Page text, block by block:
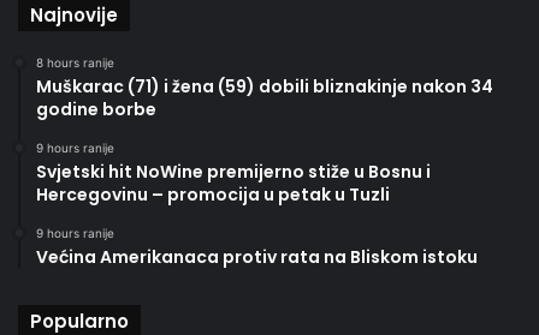
Najnovije
8 hours ranije
Muškarac (71) i žena (59) dobili bliznakinje nakon 34
godine borbe
9 hours ranije
Svjetski hit NoWine premijerno stiže u Bosnu i
Hercegovinu – promocija u petak u Tuzli
9 hours ranije
Većina Amerikanaca protiv rata na Bliskom istoku
Popularno